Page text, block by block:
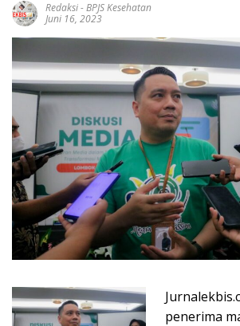
Redaksi-BPJS Kesehatan
Juni 16, 2023
penerima